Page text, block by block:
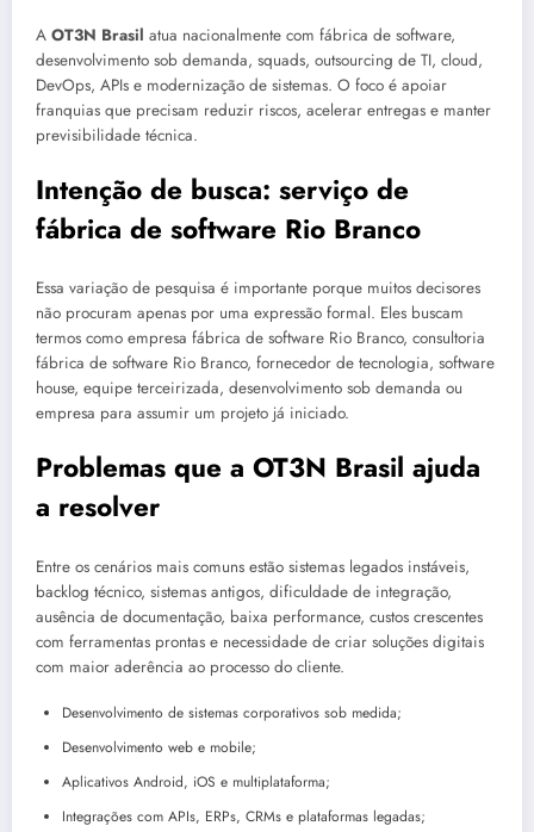
A OT3N Brasil atua nacionalmente com fábrica de software,
desenvolvimento sob demanda, squads, outsourcing de TI, cloud,
DevOps, APIs e modernização de sistemas. O foco é apoiar
franquias que precisam reduzir riscos, acelerar entregas e manter
previsibilidade técnica.
Intenção de busca: serviço de
fábrica de software Rio Branco
Essa variação de pesquisa é importante porque muitos decisores
não procuram apenas por uma expressão formal. Eles buscam
termos como empresa fábrica de software Rio Branco, consultoria
fábrica de software Rio Branco, fornecedor de tecnologia, software
house, equipe terceirizada, desenvolvimento sob demanda ou
empresa para assumir um projeto já iniciado.
Problemas que a OT3N Brasil ajuda
a resolver
Entre os cenários mais comuns estão sistemas legados instáveis,
backlog técnico, sistemas antigos, dificuldade de integração,
ausência de documentação, baixa performance, custos crescentes
com ferramentas prontas e necessidade de criar soluções digitais
com maior aderência ao processo do cliente.
Desenvolvimento de sistemas corporativos sob medida;
Desenvolvimento web e mobile;
Aplicativos Android, iOS e multiplataforma;
Integrações com APIs, ERPs, CRMs e plataformas legadas;